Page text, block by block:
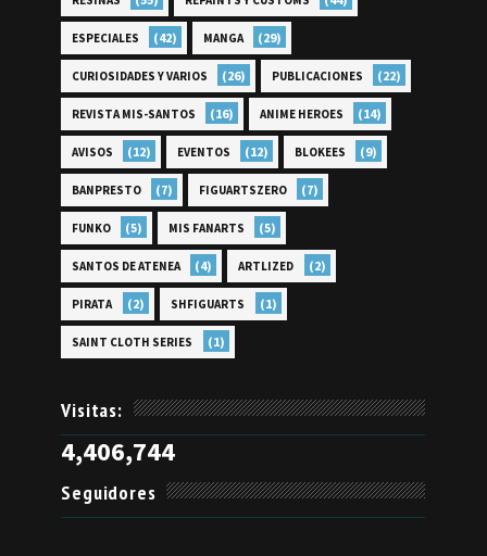
ESPECIALES (42) MANGA (29)
CURIOSIDADES Y VARIOS (26) PUBLICACIONES (22)
REVISTA MIS-SANTOS (16) ANIME HEROES (14)
AVISOS (12) EVENTOS (12) BLOKEES (9)
BANPRESTO (7) FIGUARTSZERO (7)
FUNKO (5) MIS FANARTS (5)
SANTOS DE ATENEA (4) ARTLIZED (2)
PIRATA (2) SHFIGUARTS (1)
SAINT CLOTH SERIES (1)
Visitas:
4,406,744
Seguidores